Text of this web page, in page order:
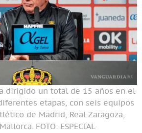
dirigido un total de 15 años en el
etapas, con seis equipos
de Madrid, Real Zaragoza,
FOTO: ESPECIAL